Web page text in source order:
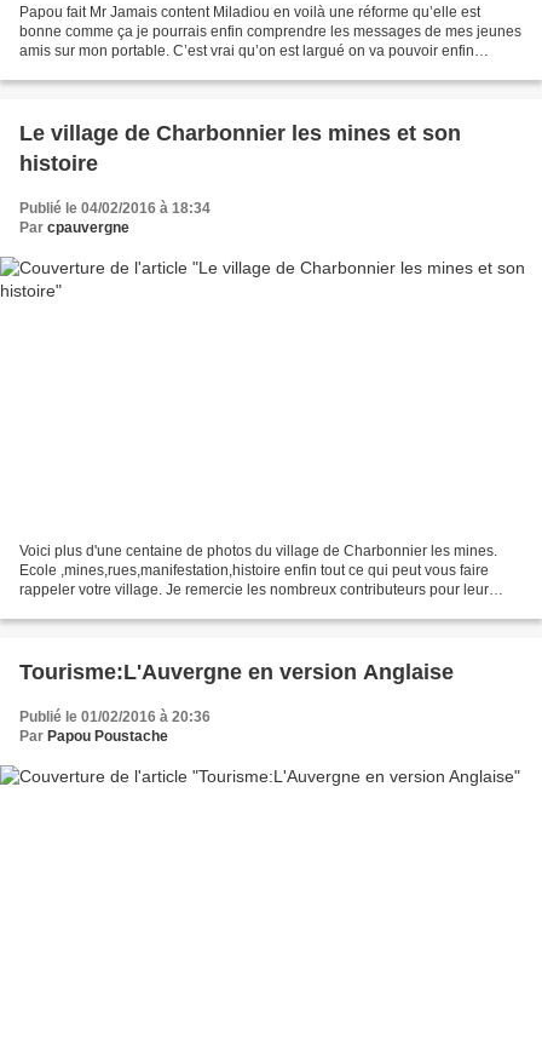
Papou fait Mr Jamais content Miladiou en voilà une réforme qu’elle est
bonne comme ça je pourrais enfin comprendre les messages de mes jeunes
amis sur mon portable. C’est vrai qu’on est largué on va pouvoir enfin
Le village de Charbonnier les mines et son
histoire
Publié le 04/02/2016 à 18:34
Par cpauvergne
Voici plus d'une centaine de photos du village de Charbonnier les mines.
Ecole ,mines,rues,manifestation,histoire enfin tout ce qui peut vous faire
rappeler votre village. Je remercie les nombreux contributeurs pour leur
Tourisme:L'Auvergne en version Anglaise
Publié le 01/02/2016 à 20:36
Par Papou Poustache